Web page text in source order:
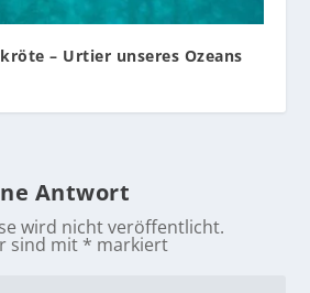
– Urtier unseres Ozeans
Antwort
wird nicht veröffentlicht.
sind mit * markiert